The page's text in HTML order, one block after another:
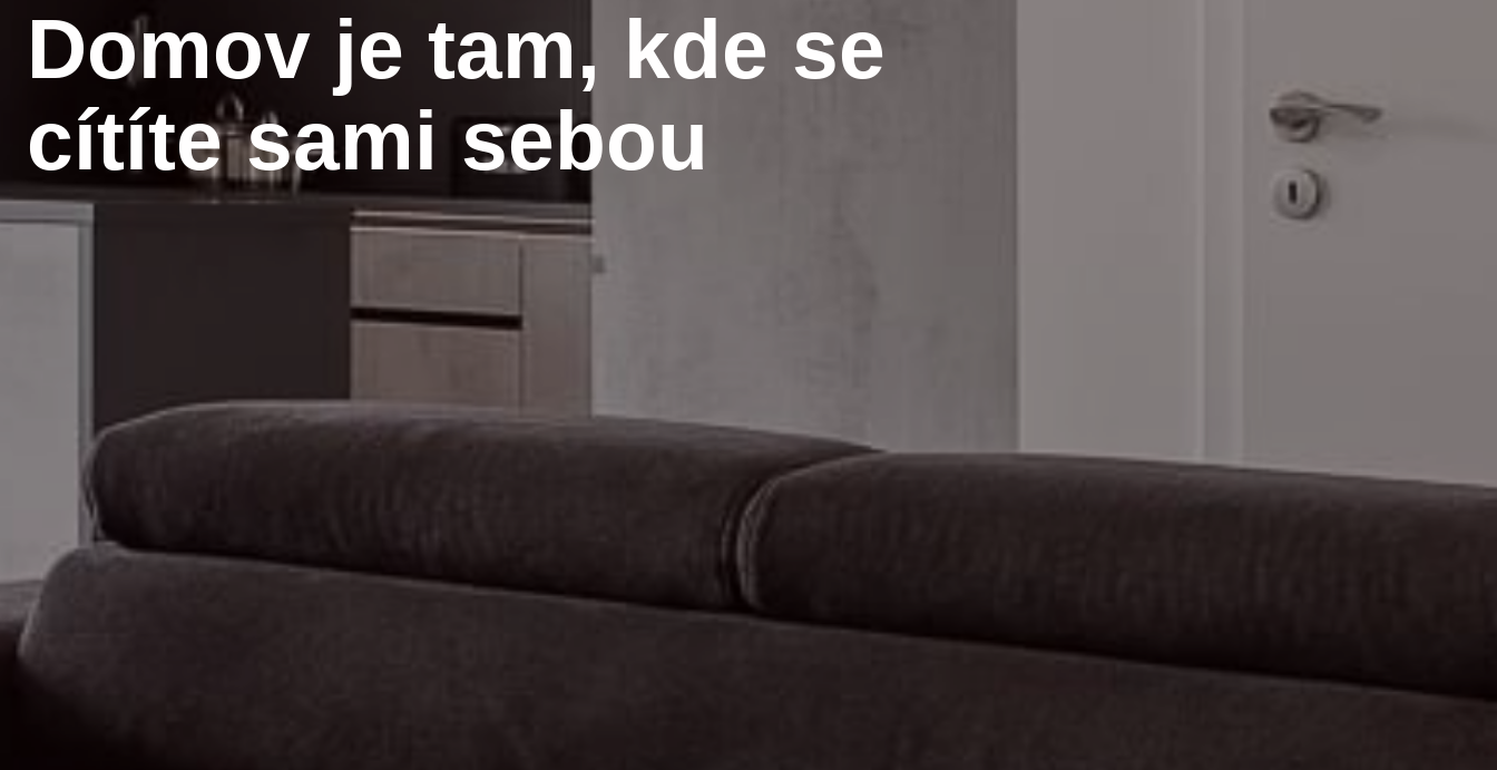
Domov je tam, kde se
cítíte sami sebou